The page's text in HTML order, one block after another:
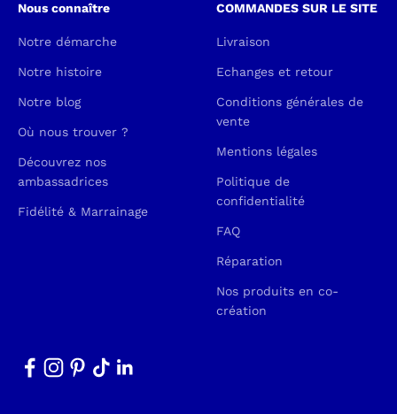
Nous connaître
Notre démarche
Notre histoire
Notre blog
Où nous trouver ?
Découvrez nos
ambassadrices
Fidélité & Marrainage
COMMANDES SUR LE SITE
Livraison
Echanges et retour
Conditions générales de
vente
Mentions légales
Politique de
confidentialité
FAQ
Réparation
Nos produits en co-
création